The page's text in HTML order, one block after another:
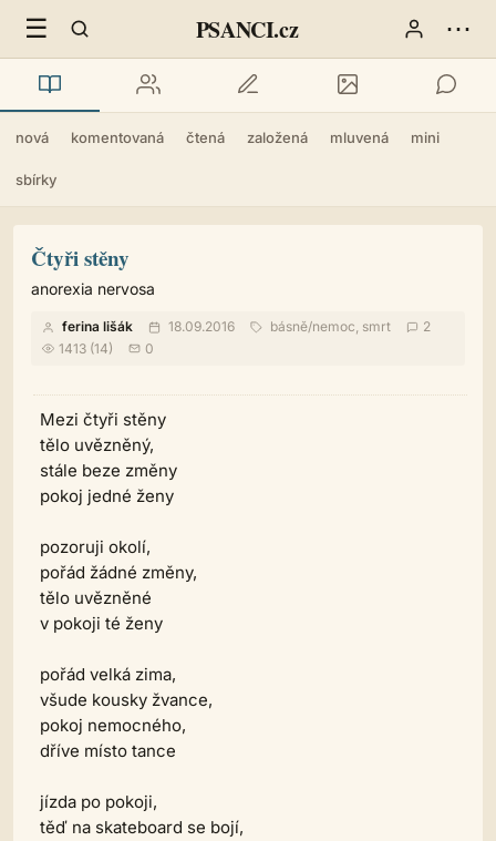
☰ PSANCI.cz ⋯
nová komentovaná čtená založená mluvená mini
sbírky
Čtyři stěny
anorexia nervosa
ferina lišák 18.09.2016 básně/nemoc, smrt
2
1413 (14)
0
Mezi čtyři stěny
tělo uvězněný,
stále beze změny
pokoj jedné ženy
pozoruji okolí,
pořád žádné změny,
tělo uvězněné
v pokoji té ženy
pořád velká zima,
všude kousky žvance,
pokoj nemocného,
dříve místo tance
jízda po pokoji,
těď na skateboard se bojí,